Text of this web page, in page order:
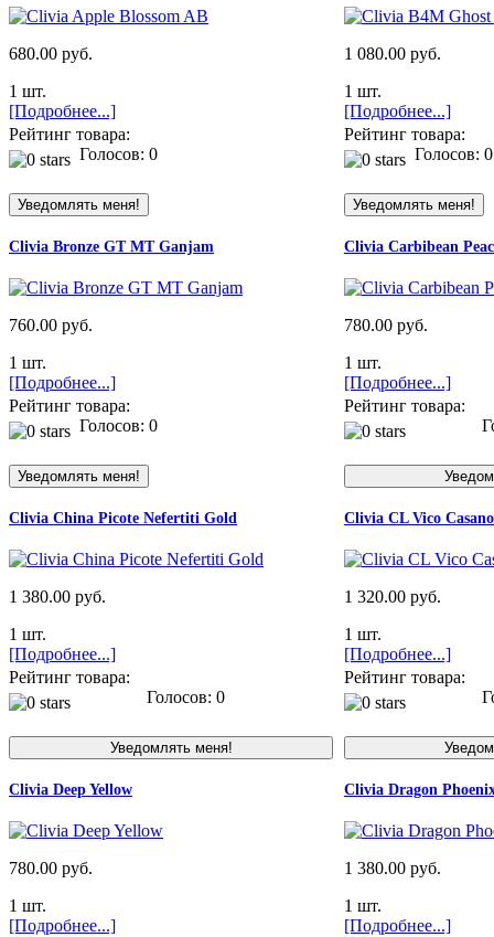
680.00 руб.
1 шт.
[Подробнее...]
Рейтинг товара:
Голосов: 0
1 080.00 руб.
1 шт.
[Подробнее...]
Рейтинг товара:
Голосов: 0
Clivia Bronze GT MT Ganjam
760.00 руб.
1 шт.
[Подробнее...]
Рейтинг товара:
Голосов: 0
Clivia Carbibean
780.00 руб.
1 шт.
[Подробнее...]
Рейтинг товара:
Clivia China Picote Nefertiti Gold
1 380.00 руб.
1 шт.
[Подробнее...]
Рейтинг товара:
Голосов: 0
Clivia CL Vico
1 320.00 руб.
1 шт.
[Подробнее...]
Рейтинг товара:
Clivia Deep Yellow
780.00 руб.
1 шт.
[Подробнее...]
Clivia Dragon
1 380.00 руб.
1 шт.
[Подробнее...]